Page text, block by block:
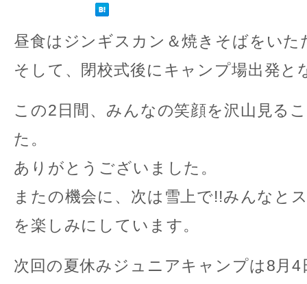
昼食はジンギスカン＆焼きそばをいた
そして、閉校式後にキャンプ場出発と
この2日間、みんなの笑顔を沢山見る
た。
ありがとうございました。
またの機会に、次は雪上で!!みんなと
を楽しみにしています。
次回の夏休みジュニアキャンプは8月4